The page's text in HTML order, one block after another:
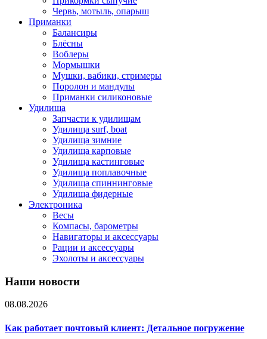
Червь, мотыль, опарыш
Приманки
Балансиры
Блёсны
Воблеры
Мормышки
Мушки, вабики, стримеры
Поролон и мандулы
Приманки силиконовые
Удилища
Запчасти к удилищам
Удилища surf, boat
Удилища зимние
Удилища карповые
Удилища кастинговые
Удилища поплавочные
Удилища спиннинговые
Удилища фидерные
Электроника
Весы
Компасы, барометры
Навигаторы и аксессуары
Рации и аксессуары
Эхолоты и аксессуары
Наши новости
08.08.2026
Как работает почтовый клиент: Детальное погружение